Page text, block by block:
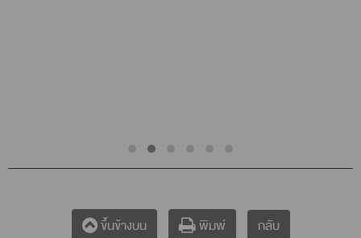
ขึ้นข้างบน พิมพ์ กลับ